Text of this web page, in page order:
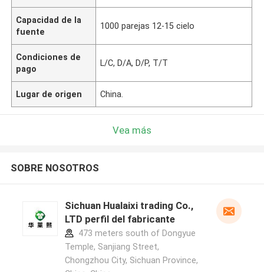
Capacidad de la
fuente
1000 parejas 12-15 cielo
Condiciones de
pago
L/C, D/A, D/P, T/T
Lugar de origen China.
Vea más
SOBRE NOSOTROS
Sichuan Hualaixi trading Co.,
LTD perfil del fabricante
473 meters south of Dongyue
Temple, Sanjiang Street,
Chongzhou City, Sichuan Province,